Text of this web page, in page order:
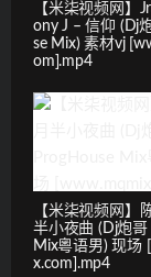
【米柒视频网】
ony J – 信仰 (Dj
se Mix) 素材vj
om].mp4
【米柒视频网】
半小夜曲 (Dj炮哥
Mix粵语男) 现场
x.com].mp4